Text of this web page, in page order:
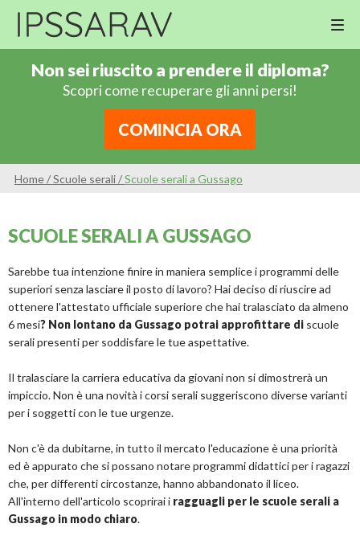
Non sei riuscito a prendere il diploma?
Scopri come recuperare gli anni persi!
COMINCIA ORA
Home/Scuole serali/Scuole serali a Gussago
SCUOLE SERALI A GUSSAGO
Sarebbe tua intenzione finire in maniera semplice i programmi delle
superiori senza lasciare il posto di lavoro? Hai deciso di riuscire ad
ottenere l'attestato ufficiale superiore che hai tralasciato da almeno
6 mesi? Non lontano da Gussago potrai approfittare di scuole
serali presenti per soddisfare le tue aspettative.
Il tralasciare la carriera educativa da giovani non si dimostrerà un
impiccio. Non è una novità i corsi serali suggeriscono diverse varianti
per i soggetti con le tue urgenze.
Non c'è da dubitarne, in tutto il mercato l'educazione è una priorità
ed è appurato che si possano notare programmi didattici per i ragazzi
che, per differenti circostanze, hanno abbandonato il liceo.
All'interno dell'articolo scoprirai i ragguagli per le scuole serali a
Gussago in modo chiaro.